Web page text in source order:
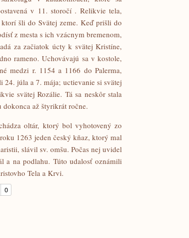
v 11. storočí . Relikvie tela,
šli do Svätej zeme. Keď prišli do
z mesta s ich vzácnym bremenom,
za začiatok úcty k svätej Kristíne,
rameno. Uchovávajú sa v kostole,
medzi r. 1154 a 1166 do Palerma,
júla a 7. mája; uctievanie si svätej
svätej Rozálie. Tá sa neskôr stala
až štyrikrát ročne.
oltár, ktorý bol vyhotovený zo
1263 jeden český kňaz, ktorý mal
slávil sv. omšu. Počas nej uvidel
a na podlahu. Túto udalosť oznámili
Tela a Krvi.
0